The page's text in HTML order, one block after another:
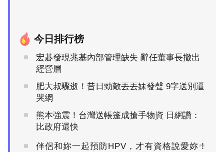
今日排行榜
宏碁發現兆基內部管理缺失 辭任董事長撤出
經營層
肥大叔驟逝！昔日勁敵丟丟妹發聲 9字送別逼
哭網
熊本強震！台灣送帳篷成搶手物資 日網讚：
比政府還快
伴侶和妳一起預防HPV，才有資格說愛妳！
PR